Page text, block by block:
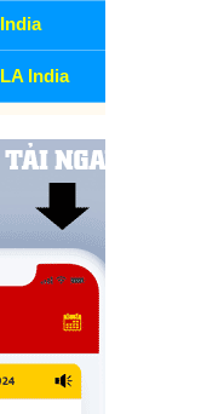
India
LA India